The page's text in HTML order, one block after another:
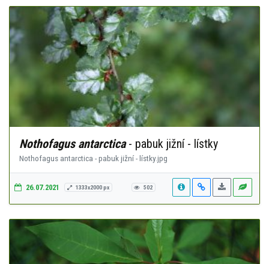
Nothofagus antarctica- pabuk jižní - lístky
Nothofagus antarctica - pabuk jižní - lístky.jpg
26.07.2021 1333x2000 px 502